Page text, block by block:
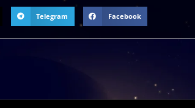
Telegram Facebook